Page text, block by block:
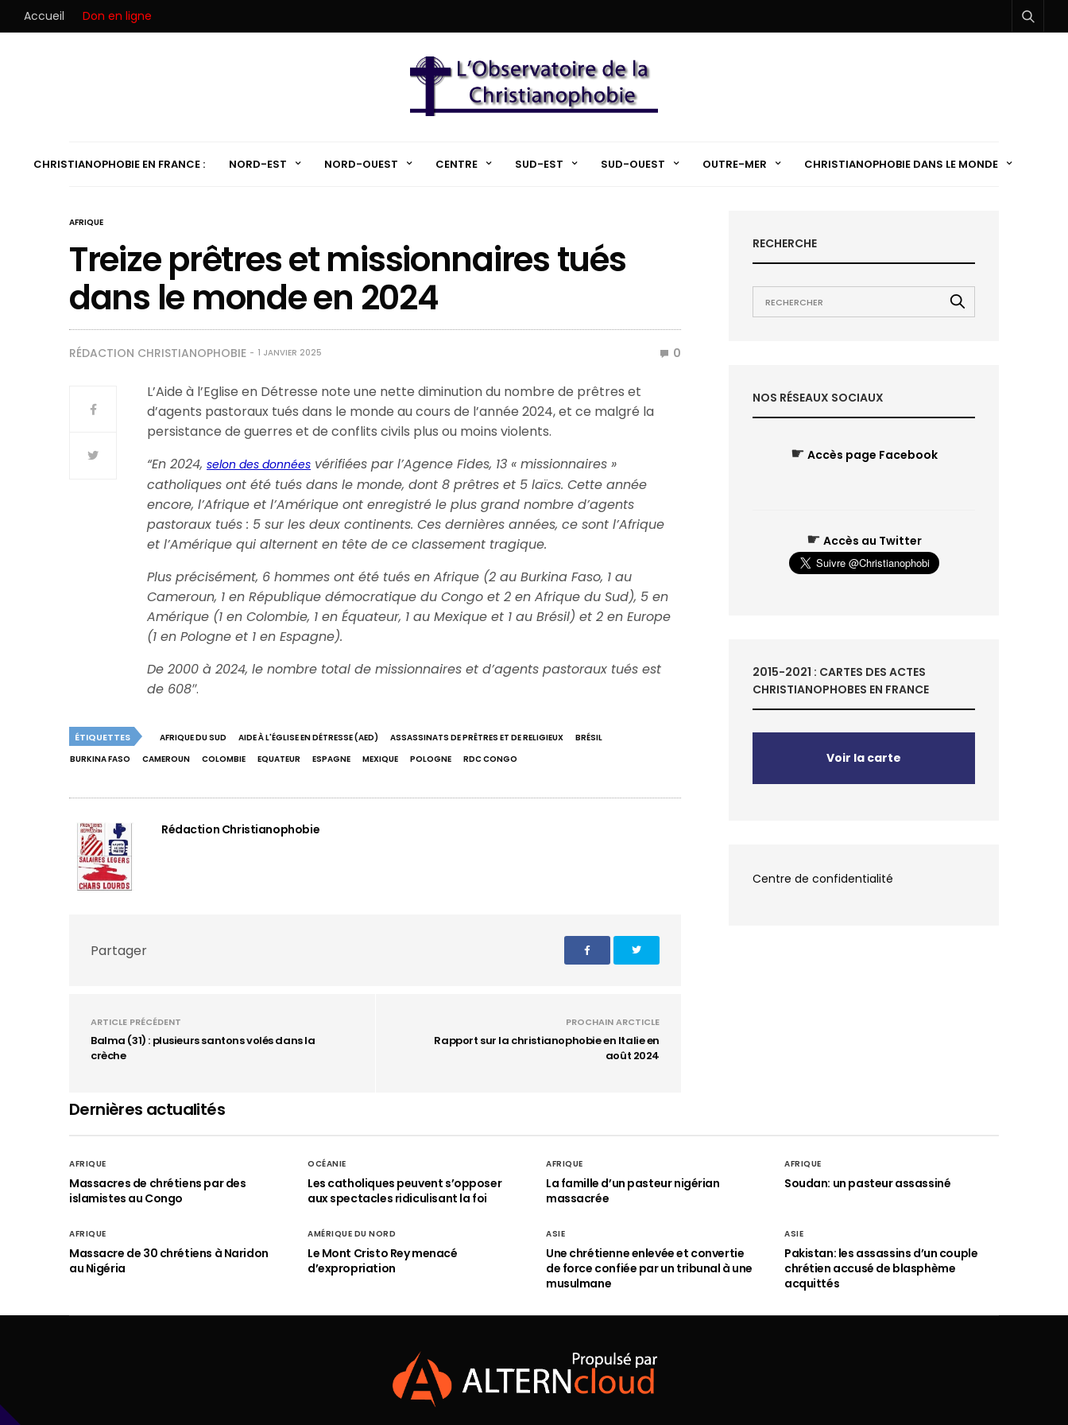
Accueil Don en ligne
CHRISTIANOPHOBIE EN FRANCE : NORD-EST NORD-OUEST CENTRE SUD-EST SUD-OUEST OUTRE-MER CHRISTIANOPHOBIE DANS LE MONDE
AFRIQUE
Treize prêtres et missionnaires tués
dans le monde en 2024
RÉDACTION CHRISTIANOPHOBIE 1 JANVIER 2025 0
L’Aide à l’Eglise en Détresse note une nette diminution du nombre de prêtres et
d’agents pastoraux tués dans le monde au cours de l’année 2024, et ce malgré la
persistance de guerres et de conflits civils plus ou moins violents.
“En 2024,selon des données vérifiées par l’Agence Fides, 13 « missionnaires »
catholiques ont été tués dans le monde, dont 8 prêtres et 5 laïcs. Cette année
encore, l’Afrique et l’Amérique ont enregistré le plus grand nombre d’agents
pastoraux tués : 5 sur les deux continents. Ces dernières années, ce sont l’Afrique
et l’Amérique qui alternent en tête de ce classement tragique.
Plus précisément, 6 hommes ont été tués en Afrique (2 au Burkina Faso, 1 au
Cameroun, 1 en République démocratique du Congo et 2 en Afrique du Sud), 5 en
Amérique (1 en Colombie, 1 en Équateur, 1 au Mexique et 1 au Brésil) et 2 en Europe
(1 en Pologne et 1 en Espagne).
De 2000 à 2024, le nombre total de missionnaires et d’agents pastoraux tués est
de 608″.
ÉTIQUETTES AFRIQUE DU SUD AIDE À L'ÉGLISE EN DÉTRESSE (AED) ASSASSINATS DE PRÊTRES ET DE RELIGIEUX
BRÉSIL
BURKINA FASO
CAMEROUN COLOMBIE EQUATEUR ESPAGNE MEXIQUE POLOGNE RDC CONGO
Rédaction Christianophobie
Partager
ARTICLE PRÉCÉDENT
Balma (31) : plusieurs santons volés dans la
crèche
PROCHAIN ARCTICLE
Rapport sur la christianophobie en Italie en
août 2024
RECHERCHE
NOS RÉSEAUX SOCIAUX
☛ Accès page Facebook
☛ Accès au Twitter
2015-2021 : CARTES DES ACTES
CHRISTIANOPHOBES EN FRANCE
Voir la carte
Centre de confidentialité
Dernières actualités
AFRIQUE
Massacres de chrétiens par des
islamistes au Congo
OCÉANIE
Les catholiques peuvent s’opposer
aux spectacles ridiculisant la foi
AFRIQUE
La famille d’un pasteur nigérian
massacrée
AFRIQUE
Soudan: un pasteur assassiné
AFRIQUE
Massacre de 30 chrétiens à Naridon
au Nigéria
AMÉRIQUE DU NORD
Le Mont Cristo Rey menacé
d’expropriation
ASIE
Une chrétienne enlevée et convertie
de force confiée par un tribunal à une
musulmane
ASIE
Pakistan: les assassins d’un couple
chrétien accusé de blasphème
acquittés